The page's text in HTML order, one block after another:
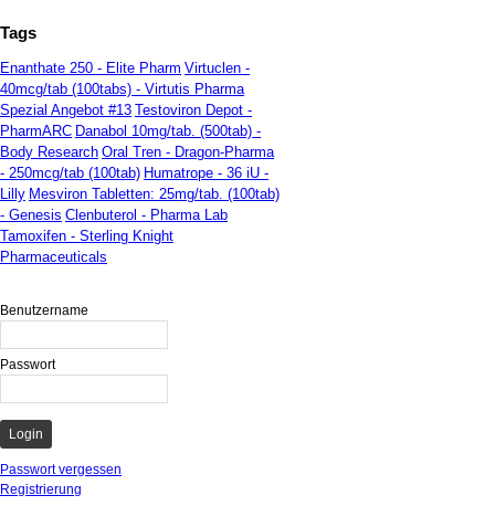
Tags
Enanthate 250 - Elite Pharm Virtuclen -
40mcg/tab (100tabs) - Virtutis Pharma
Spezial Angebot #13 Testoviron Depot -
PharmARC Danabol 10mg/tab. (500tab) -
Body Research Oral Tren - Dragon-Pharma
- 250mcg/tab (100tab) Humatrope - 36 iU -
Lilly Mesviron Tabletten: 25mg/tab. (100tab)
- Genesis Clenbuterol - Pharma Lab
Tamoxifen - Sterling Knight
Pharmaceuticals
Benutzername
Passwort
Passwort vergessen
Registrierung